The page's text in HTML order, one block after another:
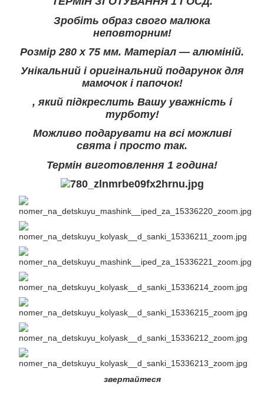
Зробіть образ свого малюка
неповторним!
Розмір 280 х 75 мм. Матеріал — алюміній.
Унікальний і оригінальний подарунок для
мамочок і папочок!
, який підкреслить Вашу уважність і
турботу!
Можливо подарувати на всі можливі
свята і просто так.
Термін виготовлення 1 година!
звертайтеся